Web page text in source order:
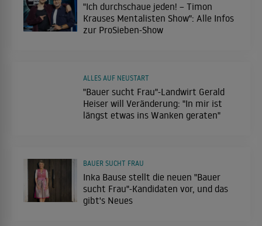
"Ich durchschaue jeden! – Timon
Krauses Mentalisten Show": Alle Infos
zur ProSieben-Show
"Bauer sucht Frau"-Landwirt Gerald
Heiser will Veränderung: "In mir ist
längst etwas ins Wanken geraten"
ALLES AUF NEUSTART
Inka Bause stellt die neuen "Bauer
sucht Frau"-Kandidaten vor, und das
gibt's Neues
BAUER SUCHT FRAU